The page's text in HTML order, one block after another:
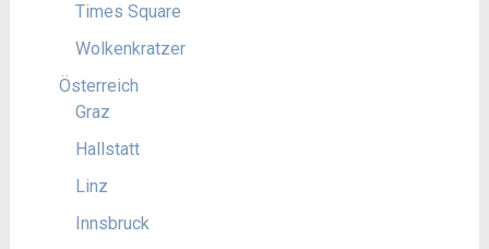
Times Square
Wolkenkratzer
Österreich
Graz
Hallstatt
Linz
Innsbruck